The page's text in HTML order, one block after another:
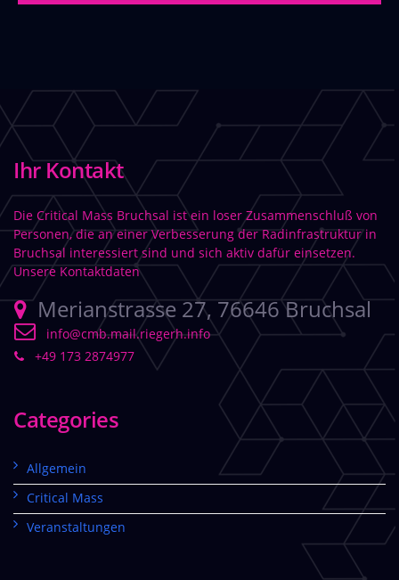
Ihr Kontakt
Die Critical Mass Bruchsal ist ein loser Zusammenschluß von
Personen, die an einer Verbesserung der Radinfrastruktur in
Bruchsal interessiert sind und sich aktiv dafür einsetzen.
Unsere Kontaktdaten
Merianstrasse 27, 76646 Bruchsal
info@cmb.mail.riegerh.info
+49 173 2874977
Categories
Allgemein
Critical Mass
Veranstaltungen